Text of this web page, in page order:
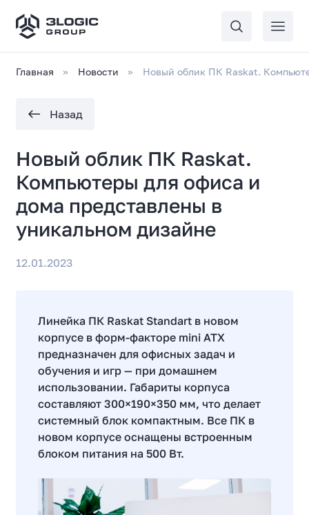
Главная Новости Новый облик ПК Raskat.
Назад
Новый облик ПК Raskat.
Компьютеры для офиса и
дома представлены в
уникальном дизайне
12.01.2023
Линейка ПК Raskat Standart в новом
корпусе в форм-факторе mini ATХ
предназначен для офисных задач и
обучения и игр — при домашнем
использовании. Габариты корпуса
составляют 300×190×350 мм, что делает
системный блок компактным. Все ПК в
новом корпусе оснащены встроенным
блоком питания на 500 Вт.